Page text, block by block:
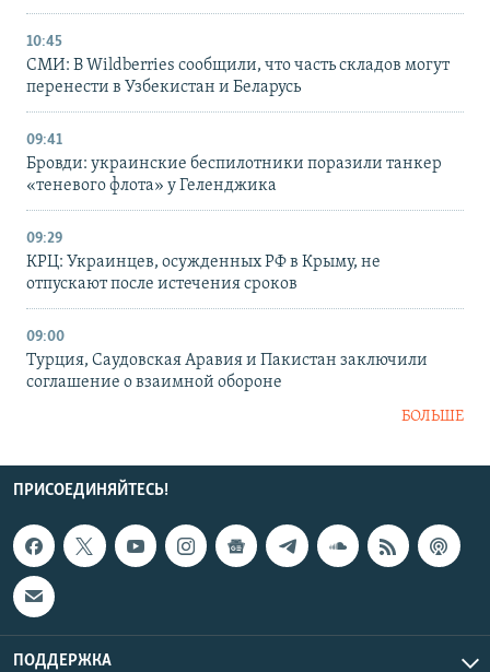
10:45
СМИ: В Wildberries сообщили, что часть складов могут
перенести в Узбекистан и Беларусь
09:41
Бровди: украинские беспилотники поразили танкер
«теневого флота» у Геленджика
09:29
КРЦ: Украинцев, осужденных РФ в Крыму, не
отпускают после истечения сроков
09:00
Турция, Саудовская Аравия и Пакистан заключили
соглашение о взаимной обороне
БОЛЬШЕ
ПРИСОЕДИНЯЙТЕСЬ!
ПОДДЕРЖКА